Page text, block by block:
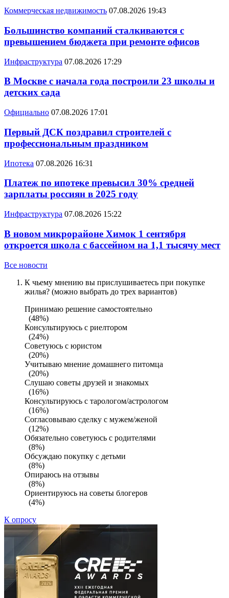
Коммерческая недвижимость 07.08.2026 19:43
Большинство компаний сталкиваются с
превышением бюджета при ремонте офисов
Инфраструктура 07.08.2026 17:29
В Москве с начала года построили 23 школы и
детских сада
Официально 07.08.2026 17:01
Первый ДСК поздравил строителей с
профессиональным праздником
Ипотека 07.08.2026 16:31
Платеж по ипотеке превысил 30% средней
зарплаты россиян в 2025 году
Инфраструктура 07.08.2026 15:22
В новом микрорайоне Химок 1 сентября
откроется школа с бассейном на 1,1 тысячу мест
Все новости
К чьему мнению вы прислушиваетесь при покупке
жилья? (можно выбрать до трех вариантов)
Принимаю решение самостоятельно
(48%)
Консультируюсь с риелтором
(24%)
Советуюсь с юристом
(20%)
Учитываю мнение домашнего питомца
(20%)
Слушаю советы друзей и знакомых
(16%)
Консультируюсь с тарологом/астрологом
(16%)
Согласовываю сделку с мужем/женой
(12%)
Обязательно советуюсь с родителями
(8%)
Обсуждаю покупку с детьми
(8%)
Опираюсь на отзывы
(8%)
Ориентируюсь на советы блогеров
(4%)
К опросу